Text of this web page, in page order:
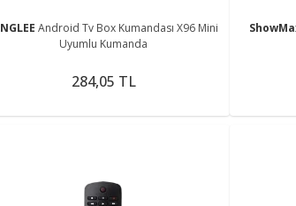
Android Tv Box Kumandası X96 Mini
Uyumlu Kumanda
284,05 TL